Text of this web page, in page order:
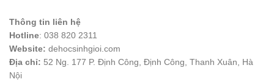
Thông tin liên hệ
Hotline: 038 820 2311
Website: dehocsinhgioi.com
Địa chỉ: 52 Ng. 177 P. Định Công, Định Công, Thanh Xuân, Hà
Nội